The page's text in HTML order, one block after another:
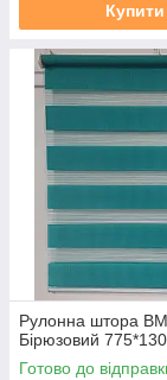
Купити
Рулонна штора
Бірюзовий
Готово до